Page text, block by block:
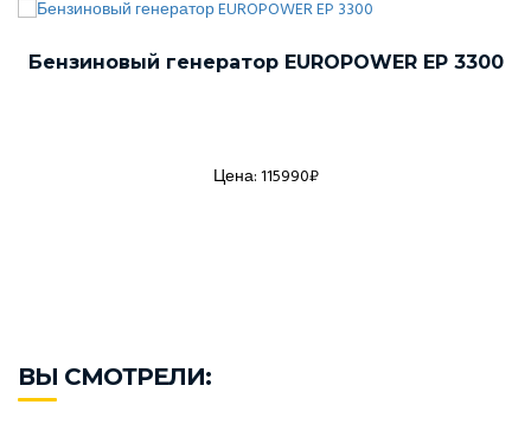
Бензиновый генератор EUROPOWER EP 3300
Цена: 115990₽
ВЫ СМОТРЕЛИ: